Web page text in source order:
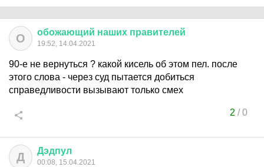
О обожающий наших правителей
19:52, 14.04.2021
90-е не вернуться ? какой кисель об этом пел. после
этого слова - через суд пытается добиться
справедливости вызывают только смех
2 /0
Д Дэдпул
00:08, 15.04.2021